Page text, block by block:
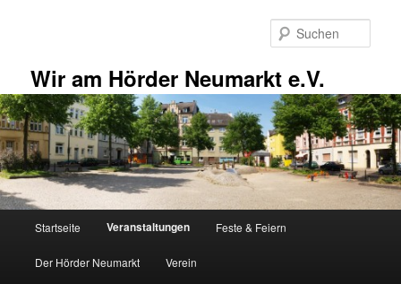
Wir am Hörder Neumarkt e.V.
Startseite Veranstaltungen Feste & Feiern
Der Hörder Neumarkt Verein